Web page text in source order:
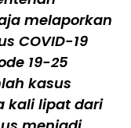
melaporkan
COVID-19
19-25
kasus
kali lipat dari